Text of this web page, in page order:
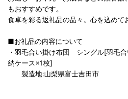
もおすすめです。
食卓を彩る返礼品の品々。心を込めて
■お礼品の内容について
・羽毛合い掛け布団 シングル[羽毛
納ケース×1枚]
製造地:山梨県富士吉田市